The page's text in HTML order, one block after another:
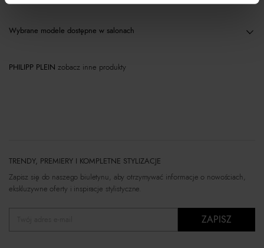
Wybrane modele dostępne w salonach
PHILIPP PLEIN zobacz inne produkty
TRENDY, PREMIERY I KOMPLETNE STYLIZACJE
Zapisz się do naszego biuletynu, aby otrzymywać informacje o nowościach,
ekskluzywne oferty i inspiracje stylistyczne.
ZAPISZ